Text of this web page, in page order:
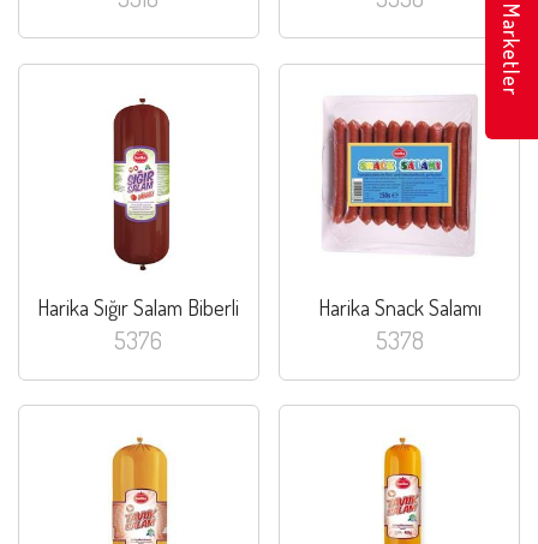
Harika Sığır Salam Biberli
5376
Harika Snack Salamı
5378
Marketler